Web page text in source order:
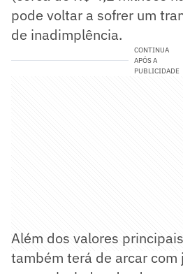
pode voltar a sofrer um
de inadimplência.
CONTINUA
APÓS A
PUBLICIDADE
Além dos valores
também terá de arcar